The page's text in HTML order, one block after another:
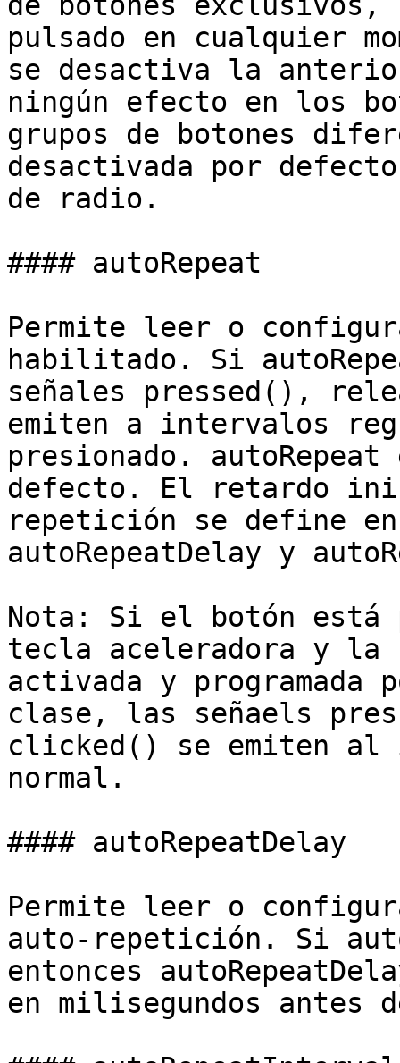
pulsado en cualquier
se desactiva la
ningún efecto en los
grupos de botones
desactivada por
de radio.
#### autoRepeat
Permite leer o
habilitado. Si
señales pressed(),
emiten a intervalos
presionado.
defecto. El retardo
repetición se define
autoRepeatDelay y
Nota: Si el botón está
tecla aceleradora y la
activada y
clase, las señaels
clicked() se emiten al
normal.
#### autoRepeatDelay
Permite leer o
auto-repetición. Si
entonces
en milisegundos